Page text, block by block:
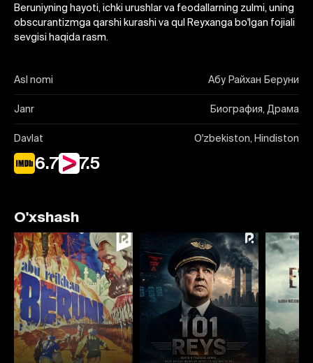
Beruniyning hayoti, ichki urushlar va feodallarning zulmi, uning
obscurantizmga qarshi kurashi va qul Reyxanga bo'lgan fojiali
sevgisi haqida rasm.
Asl nomi Абу Райхан Беруни
Janr Биография, Драма
Davlat O'zbekiston, Hindiston
6.7 7.5
O'xshash